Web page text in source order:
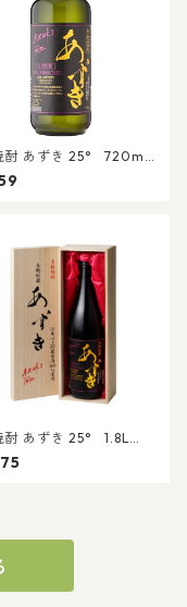
酎 あずき 25° 720ml
贈答 お歳暮 プ
ト 還暦祝 催事
酎 あずき 25° 1.8L
）｜晩酌 家のみ 贈答
プレゼント 還暦祝 催事